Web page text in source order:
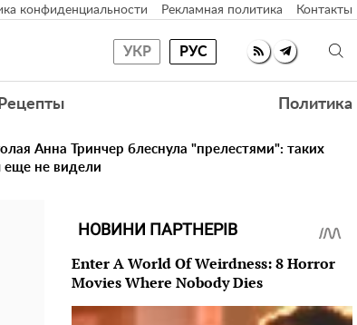
конфиденциальности Рекламная политика Контакты
УКР РУС
Рецепты Политика
Анна Тринчер блеснула "прелестями": таких
еще не видели
НОВИНИ ПАРТНЕРІВ
Enter A World Of Weirdness: 8 Horror
Movies Where Nobody Dies